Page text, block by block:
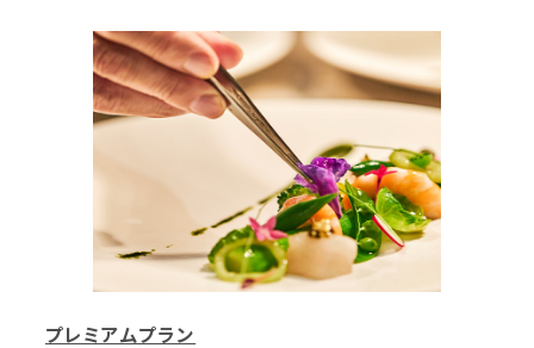
プレミアムプラン